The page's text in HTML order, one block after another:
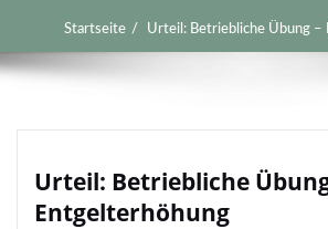
Startseite Urteil: Betriebliche Übung –
Urteil: Betriebliche
Entgelterhöhung